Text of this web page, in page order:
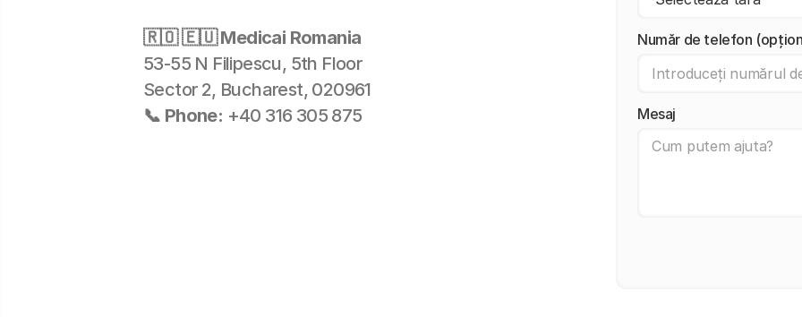
🇷🇴 🇪🇺 Medicai Romania
53-55 N Filipescu, 5th Floor
Sector 2, Bucharest, 020961
📞 Phone: +40 316 305 875
Număr de telefon
Mesaj